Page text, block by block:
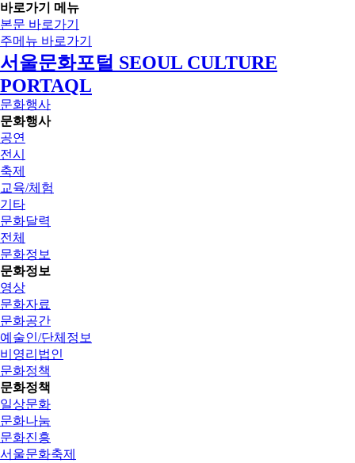
바로가기 메뉴
본문 바로가기
주메뉴 바로가기
서울문화포털 SEOUL CULTURE
PORTAQL
문화행사
문화행사
공연
전시
축제
교육/체험
기타
문화달력
전체
문화정보
문화정보
영상
문화자료
문화공간
예술인/단체정보
비영리법인
문화정책
문화정책
일상문화
문화나눔
문화진흥
서울문화축제